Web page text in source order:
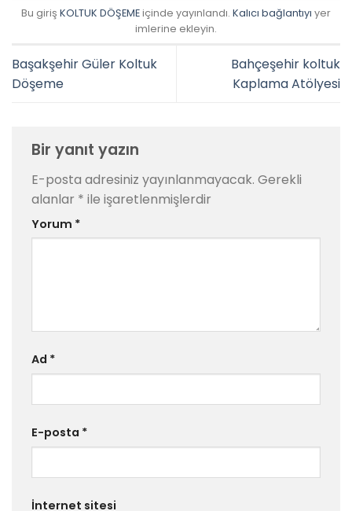
Bu giriş KOLTUK DÖŞEMEiçinde yayınlandı. Kalıcı bağlantıyı yer
imlerine ekleyin.
Başakşehir Güler Koltuk
Döşeme
Bahçeşehir koltuk
Kaplama Atölyesi
Bir yanıt yazın
E-posta adresiniz yayınlanmayacak. Gerekli
alanlar * ile işaretlenmişlerdir
Yorum *
Ad *
E-posta *
İnternet sitesi